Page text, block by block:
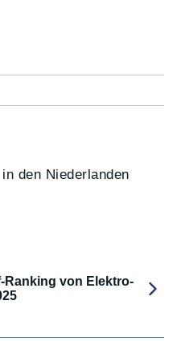
den Niederlanden
Ranking von Elektro-